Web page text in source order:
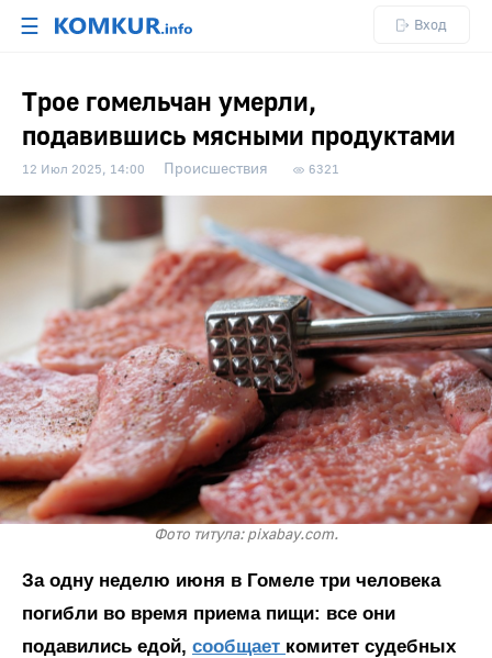
☰ Вход
Трое гомельчан умерли,
подавившись мясными продуктами
12 Июл 2025, 14:00 Происшествия 6321
Фото титула: pixabay.com.
За одну неделю июня в Гомеле три человека
погибли во время приема пищи: все они
подавились едой, сообщает комитет судебных